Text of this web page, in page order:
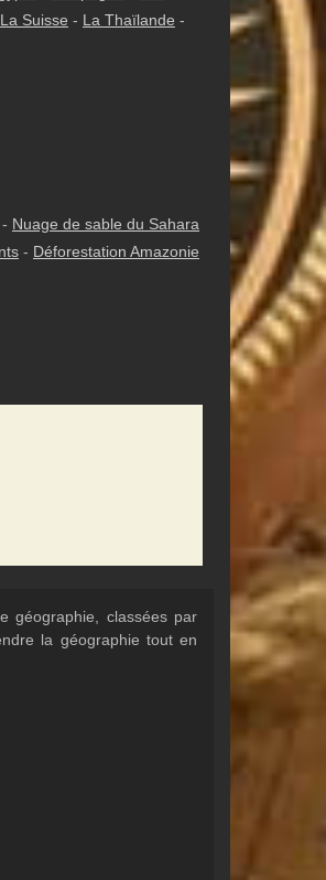
La Suisse - La Thaïlande -
- Nuage de sable du Sahara
- Déforestation Amazonie
géographie, classées par
la géographie tout en